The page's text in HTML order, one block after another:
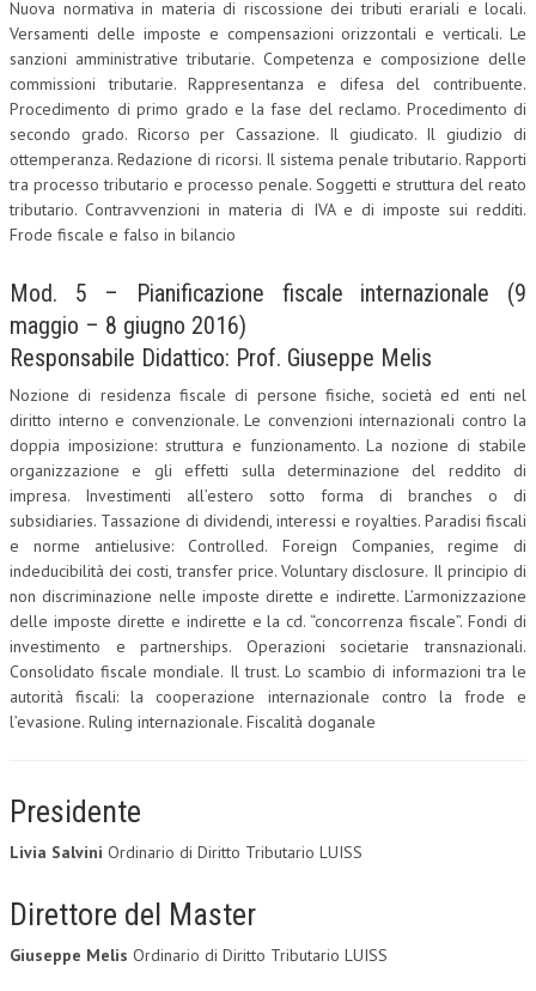
Nuova normativa in materia di riscossione dei tributi erariali e locali.
Versamenti delle imposte e compensazioni orizzontali e verticali. Le
sanzioni amministrative tributarie. Competenza e composizione delle
commissioni tributarie. Rappresentanza e difesa del contribuente.
Procedimento di primo grado e la fase del reclamo. Procedimento di
secondo grado. Ricorso per Cassazione. Il giudicato. Il giudizio di
ottemperanza. Redazione di ricorsi. Il sistema penale tributario. Rapporti
tra processo tributario e processo penale. Soggetti e struttura del reato
tributario. Contravvenzioni in materia di IVA e di imposte sui redditi.
Frode fiscale e falso in bilancio
Mod. 5 – Pianificazione fiscale internazionale (9
maggio – 8 giugno 2016)
Responsabile Didattico: Prof. Giuseppe Melis
Nozione di residenza fiscale di persone fisiche, società ed enti nel
diritto interno e convenzionale. Le convenzioni internazionali contro la
doppia imposizione: struttura e funzionamento. La nozione di stabile
organizzazione e gli effetti sulla determinazione del reddito di
impresa. Investimenti all’estero sotto forma di branches o di
subsidiaries. Tassazione di dividendi, interessi e royalties. Paradisi fiscali
e norme antielusive: Controlled. Foreign Companies, regime di
indeducibilità dei costi, transfer price. Voluntary disclosure. Il principio di
non discriminazione nelle imposte dirette e indirette. L’armonizzazione
delle imposte dirette e indirette e la cd. “concorrenza fiscale”. Fondi di
investimento e partnerships. Operazioni societarie transnazionali.
Consolidato fiscale mondiale. Il trust. Lo scambio di informazioni tra le
autorità fiscali: la cooperazione internazionale contro la frode e
l’evasione. Ruling internazionale. Fiscalità doganale
Presidente
Livia Salvini Ordinario di Diritto Tributario LUISS
Direttore del Master
Giuseppe Melis Ordinario di Diritto Tributario LUISS